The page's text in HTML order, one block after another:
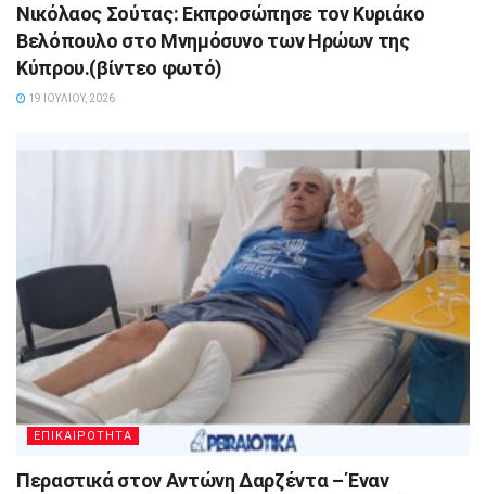
Νικόλαος Σούτας: Εκπροσώπησε τον Κυριάκο
Βελόπουλο στο Μνημόσυνο των Ηρώων της
Κύπρου.(βίντεο φωτό)
19 ΙΟΥΛΊΟΥ, 2026
ΕΠΙΚΑΙΡΟΤΗΤΑ
Περαστικά στον Αντώνη Δαρζέντα – Έναν